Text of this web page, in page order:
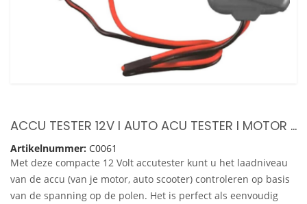
ACCU TESTER 12V I AUTO ACU TESTER I MOTOR ACCU TESTER I LED INDICATIE I GEZONDHEID AUTOACCU TESTEN
Artikelnummer: C0061
Met deze compacte 12 Volt accutester kunt u het laadniveau
van de accu (van je motor, auto scooter) controleren op basis
van de spanning op de polen. Het is perfect als eenvoudig